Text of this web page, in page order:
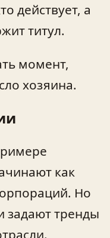
действует, а
титул.
момент,
хозяина.
как
Но
задают тренды